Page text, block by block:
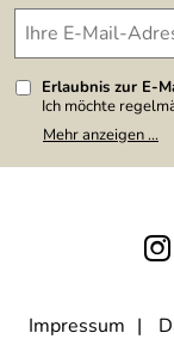
Erlaubnis zur E-
Ich möchte
Meine E-Mail-
weitergegeben.
den Link
Mehr anzeigen ...
Impressum